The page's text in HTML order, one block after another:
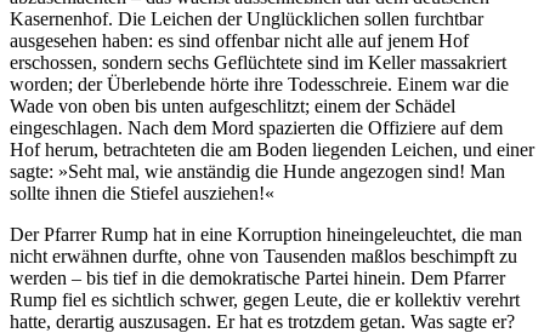
Kasernenhof. Die Leichen der Unglücklichen sollen furchtbar
ausgesehen haben: es sind offenbar nicht alle auf jenem Hof
erschossen, sondern sechs Geflüchtete sind im Keller massakriert
worden; der Überlebende hörte ihre Todesschreie. Einem war die
Wade von oben bis unten aufgeschlitzt; einem der Schädel
eingeschlagen. Nach dem Mord spazierten die Offiziere auf dem
Hof herum, betrachteten die am Boden liegenden Leichen, und einer
sagte: »Seht mal, wie anständig die Hunde angezogen sind! Man
sollte ihnen die Stiefel ausziehen!«
Der Pfarrer Rump hat in eine Korruption hineingeleuchtet, die man
nicht erwähnen durfte, ohne von Tausenden maßlos beschimpft zu
werden – bis tief in die demokratische Partei hinein. Dem Pfarrer
Rump fiel es sichtlich schwer, gegen Leute, die er kollektiv verehrt
hatte, derartig auszusagen. Er hat es trotzdem getan. Was sagte er?